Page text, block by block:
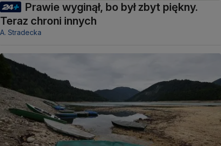
Prawie wyginął, bo był zbyt piękny.
Teraz chroni innych
A. Stradecka